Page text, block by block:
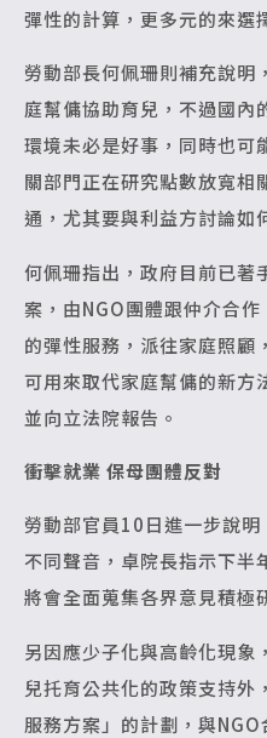
彈性的計算，更多元的來選
勞動部長何佩珊則補充說明
庭幫傭協助育兒，不過國內
環境未必是好事，同時也可
關部門正在研究點數放寬相
通，尤其要與利益方討論如
何佩珊指出，政府目前已著
案，由NGO團體跟仲介合
的彈性服務，派往家庭照顧
可用來取代家庭幫傭的新方
並向立法院報告。
衝擊就業 保母團體反對
勞動部官員10日進一步說
不同聲音，卓院長指示下半
將會全面蒐集各界意見積極
另因應少子化與高齡化現象
兒托育公共化的政策支持外
服務方案」的計劃，與